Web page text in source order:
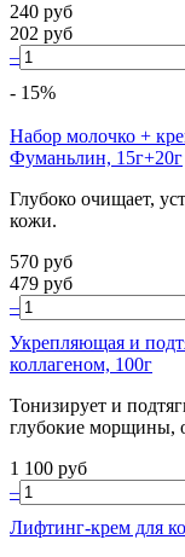
240 руб
202 руб
–
- 15%
Набор молочко +
Фуманьлин, 15г+20г
Глубоко очищает,
кожи.
570 руб
479 руб
–
Укрепляющая и
коллагеном, 100г
Тонизирует и
глубокие морщины,
1 100 руб
–
Лифтинг-крем для